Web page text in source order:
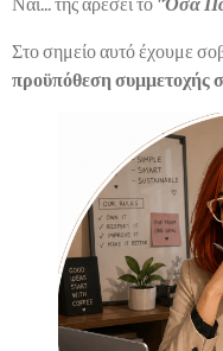
Στο σημείο αυτό έχουμε
προϋπόθεση συμμετοχής